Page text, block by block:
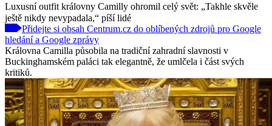
Luxusní outfit královny Camilly ohromil celý svět: „Takhle skvěle
ještě nikdy nevypadala,“ píší lidé
Přidejte si obsah Centrum.cz do oblíbených zdrojů pro Google
hledání a Google zprávy
Královna Camilla působila na tradiční zahradní slavnosti v
Buckinghamském paláci tak elegantně, že umlčela i část svých
kritiků.